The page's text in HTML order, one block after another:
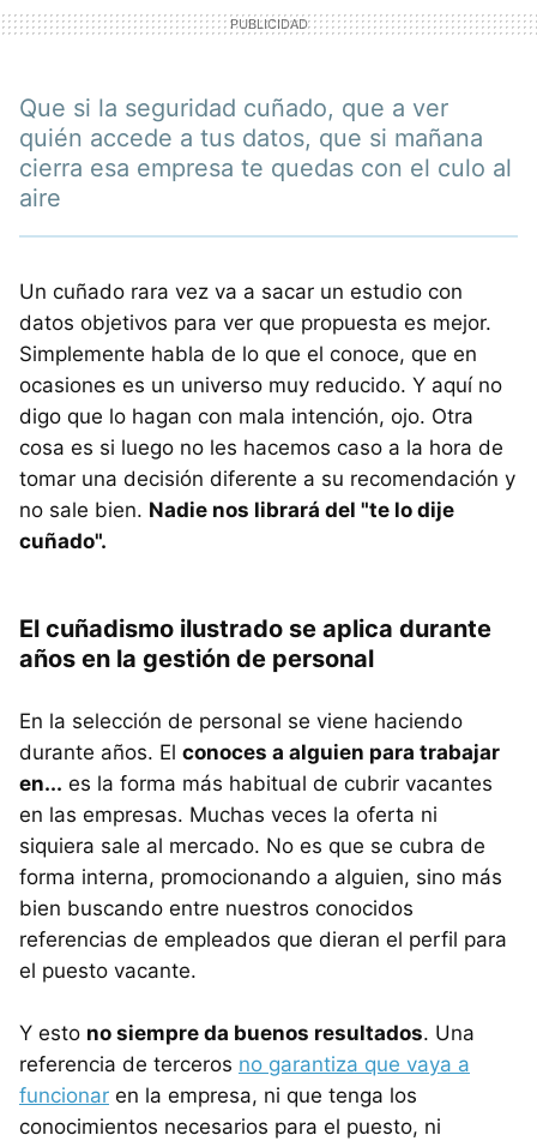
Que si la seguridad cuñado, que a ver
quién accede a tus datos, que si mañana
cierra esa empresa te quedas con el culo al
aire
Un cuñado rara vez va a sacar un estudio con
datos objetivos para ver que propuesta es mejor.
Simplemente habla de lo que el conoce, que en
ocasiones es un universo muy reducido. Y aquí no
digo que lo hagan con mala intención, ojo. Otra
cosa es si luego no les hacemos caso a la hora de
tomar una decisión diferente a su recomendación y
no sale bien. Nadie nos librará del "te lo dije
cuñado".
El cuñadismo ilustrado se aplica durante
años en la gestión de personal
En la selección de personal se viene haciendo
durante años. El conoces a alguien para trabajar
en... es la forma más habitual de cubrir vacantes
en las empresas. Muchas veces la oferta ni
siquiera sale al mercado. No es que se cubra de
forma interna, promocionando a alguien, sino más
bien buscando entre nuestros conocidos
referencias de empleados que dieran el perfil para
el puesto vacante.
Y esto no siempre da buenos resultados. Una
referencia de terceros no garantiza que vaya a
funcionar en la empresa, ni que tenga los
conocimientos necesarios para el puesto, ni